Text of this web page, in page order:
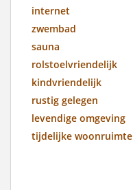
internet
zwembad
sauna
rolstoelvriendelijk
kindvriendelijk
rustig gelegen
levendige omgeving
tijdelijke woonruimte